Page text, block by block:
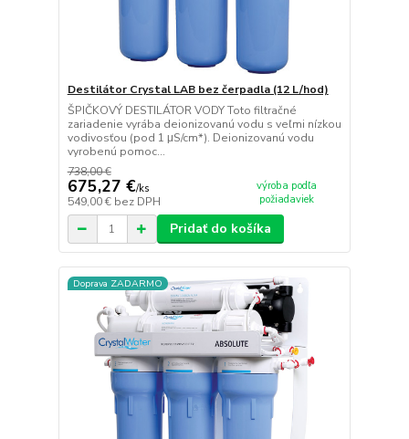
Destilátor Crystal LAB bez čerpadla (12 L/hod)
ŠPIČKOVÝ DESTILÁTOR VODY Toto filtračné
zariadenie vyrába deionizovanú vodu s veľmi nízkou
vodivosťou (pod 1 μS/cm*). Deionizovanú vodu
vyrobenú pomoc...
738,00 €
675,27 €/ks
549,00 € bez DPH
výroba podľa
požiadaviek
Pridať do košíka
Doprava ZADARMO